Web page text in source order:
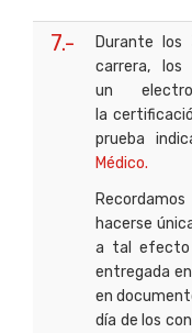
7.-
Durante
carrera, los
un
la
prueba
Médico.
hacerse
a tal efecto
entregada
en
día de los